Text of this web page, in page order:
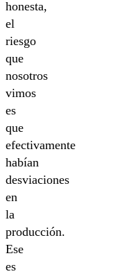
honesta,
el
riesgo
que
nosotros
vimos
es
que
efectivamente
habían
desviaciones
en
la
producción.
Ese
es